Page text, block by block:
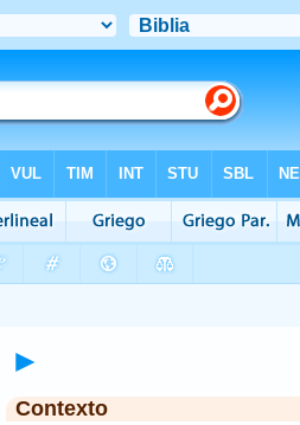
►
Contexto